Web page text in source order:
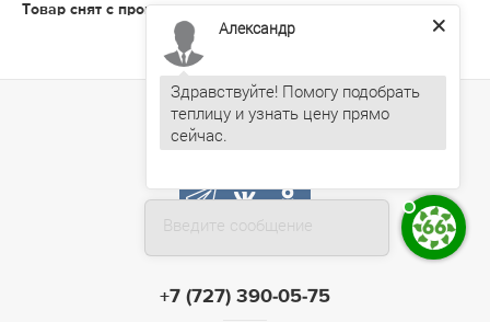
Товар снят с производства
+7 (727) 390-05-75
Введите сообщение
Здравствуйте! Помогу подобрать
теплицу и узнать цену прямо
сейчас.
Напишите, что вас интересует —
форму, размер, покрытие.